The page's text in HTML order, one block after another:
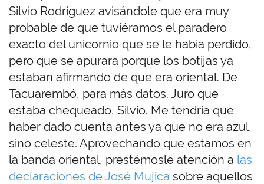
Silvio Rodríguez avisándole que era muy
probable de que tuviéramos el paradero
exacto del unicornio que se le había perdido,
pero que se apurara porque los botijas ya
estaban afirmando de que era oriental. De
Tacuarembó, para más datos. Juro que
estaba chequeado, Silvio. Me tendría que
haber dado cuenta antes ya que no era azul,
sino celeste. Aprovechando que estamos en
la banda oriental, prestémosle atención a las
declaraciones de José Mujica sobre aquellos